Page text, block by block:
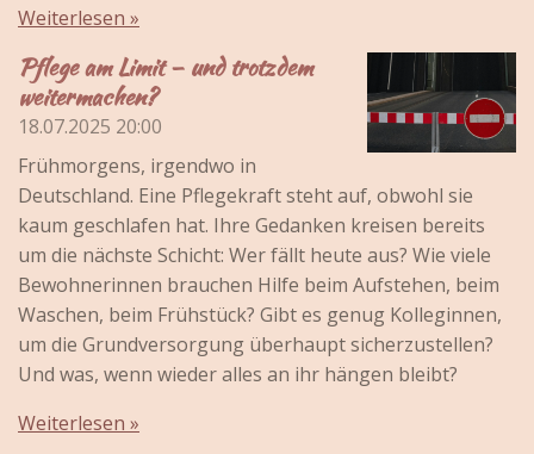
Weiterlesen »
Pflege am Limit – und trotzdem
weitermachen?
18.07.2025 20:00
Frühmorgens, irgendwo in
Deutschland. Eine Pflegekraft steht auf, obwohl sie
kaum geschlafen hat. Ihre Gedanken kreisen bereits
um die nächste Schicht: Wer fällt heute aus? Wie viele
Bewohnerinnen brauchen Hilfe beim Aufstehen, beim
Waschen, beim Frühstück? Gibt es genug Kolleginnen,
um die Grundversorgung überhaupt sicherzustellen?
Und was, wenn wieder alles an ihr hängen bleibt?
Weiterlesen »